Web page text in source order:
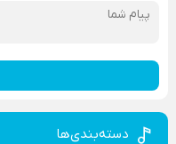
دسته‌بندی‌ها